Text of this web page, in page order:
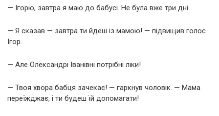
— Ігорю, завтра я маю до бабусі. Не була вже три дні.
— Я сказав — завтра ти йдеш із мамою! — підвищив голос
Ігор.
— Але Олександрі Іванівні потрібні ліки!
— Твоя хвора бабця зачекає! — гаркнув чоловік. — Мама
переїжджає, і ти будеш їй допомагати!